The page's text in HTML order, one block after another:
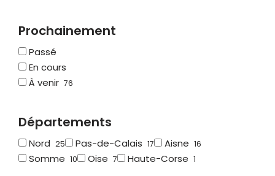
Prochainement
Passé
En cours
À venir 76
Départements
Nord 25 Pas-de-Calais 17 Aisne 16
Somme 10 Oise 7 Haute-Corse 1